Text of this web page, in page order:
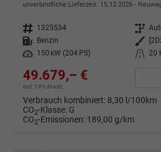
unverbindliche Lieferzeit: 15.12.2026
Fahrzeugnr. 1325534 Getriebe
Kraftstoff
Benzin Außenfarbe
Leistung
150 kW (204 PS) Kilometerstand 20
49.679,– €
incl. 19% MwSt.
Verbrauch kombiniert: 8,30 l/100km
CO2-Klasse: G
CO2-Emissionen: 189,00 g/km